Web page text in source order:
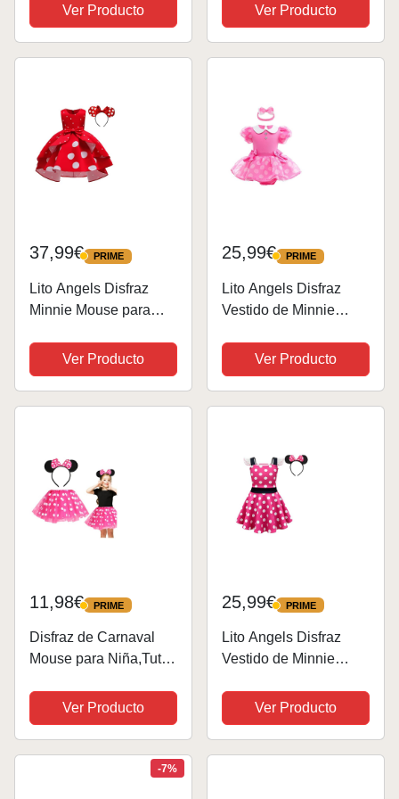
(LIRAGRAM 361-
129399MEU_0192995
138889)
Ver Producto
Lunares Blancos +
Diadema Orejas Ratón
+ Guantes + Nariz
Halloween Mujer...
Ver Producto
37,99€ PRIME
PRIME
Lito Angels Disfraz
Minnie Mouse para
Ratón Aro de Pelo,
Vestido de Fiesta de
Cumpleaños y
Ver Producto
25,99€ PRIME
PRIME
Lito Angels Disfraz
Vestido de Minnie
para Bebe Niña Talla
18-24 Meses, Rosa
Caliente
Ver Producto
11,98€ PRIME
PRIME
Disfraz de Carnaval
Mouse para Niña,Tutu
Ratón Aro de Pelo，
Bebé Chicas Disfraz
de Ratón,Conjunto de
Disfraz para Carnaval
Ver Producto
25,99€ PRIME
PRIME
Lito Angels Disfraz
Vestido de Minnie
Orejas de Ratón para
Niñas Talla 5-6 años, A
- Lunares Rosa Fuerte
Ver Producto
-7%